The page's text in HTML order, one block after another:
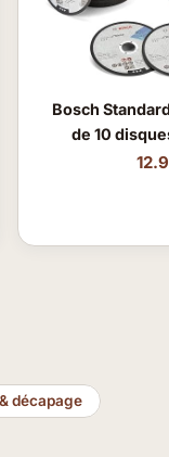
Bosch
de 10
décapage